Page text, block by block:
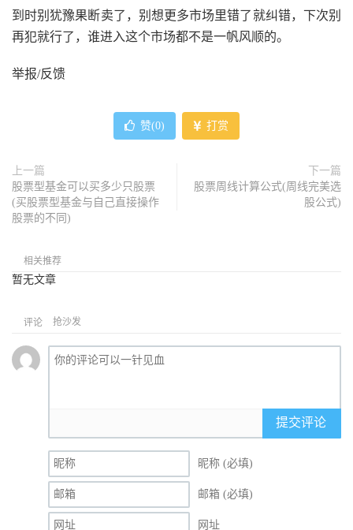
到时别犹豫果断卖了，别想更多市场里错了就纠错，下次别
再犯就行了，谁进入这个市场都不是一帆风顺的。
举报/反馈
赞(0) 打赏
上一篇
股票型基金可以买多少只股票
(买股票型基金与自己直接操作
股票的不同)
下一篇
股票周线计算公式(周线完美选
股公式)
相关推荐
暂无文章
评论 抢沙发
提交评论
昵称 (必填)
邮箱 (必填)
网址